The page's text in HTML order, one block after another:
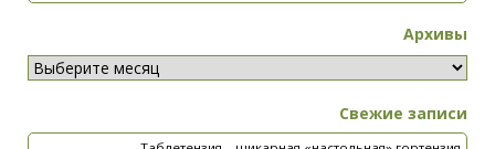
Архивы
Свежие записи